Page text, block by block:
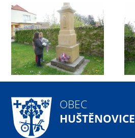
OBEC
HUŠTĚNOVICE